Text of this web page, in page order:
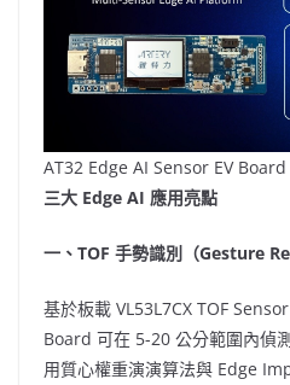
AT32 Edge AI Sensor EV Board
三大 Edge AI 應用亮點
一、 TOF 手勢識別（Gesture
基於板載 VL53L7CX TOF
Board 可在 5-20 公分範圍內偵
用質心權重演演算法與 Edge